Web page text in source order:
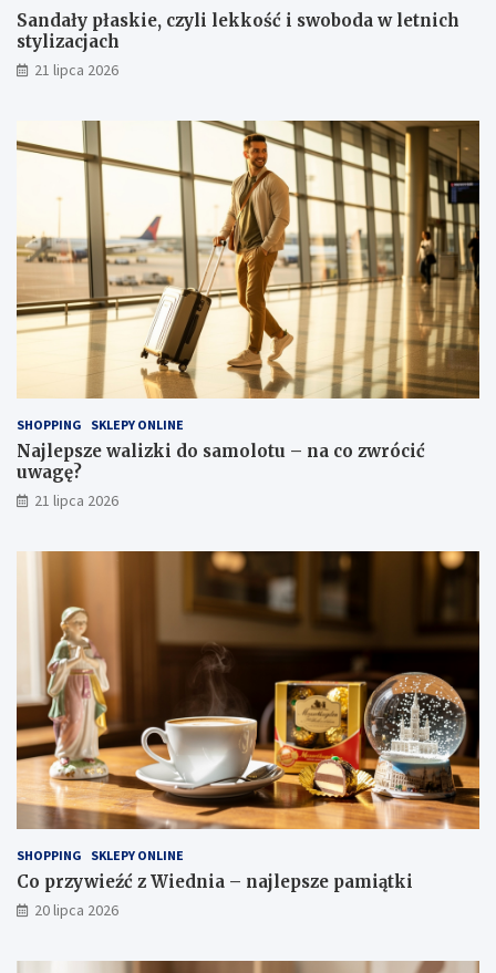
Sandały płaskie, czyli lekkość i swoboda w letnich
stylizacjach
21 lipca 2026
SHOPPING SKLEPY ONLINE
Najlepsze walizki do samolotu – na co zwrócić
uwagę?
21 lipca 2026
SHOPPING SKLEPY ONLINE
Co przywieźć z Wiednia – najlepsze pamiątki
20 lipca 2026